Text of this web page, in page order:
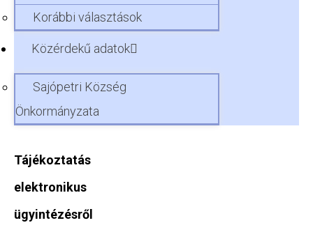
Korábbi választások
Közérdekű adatok
Sajópetri Község
Önkormányzata
Tájékoztatás
elektronikus
ügyintézésről